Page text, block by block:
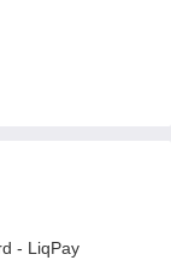
- LiqPay